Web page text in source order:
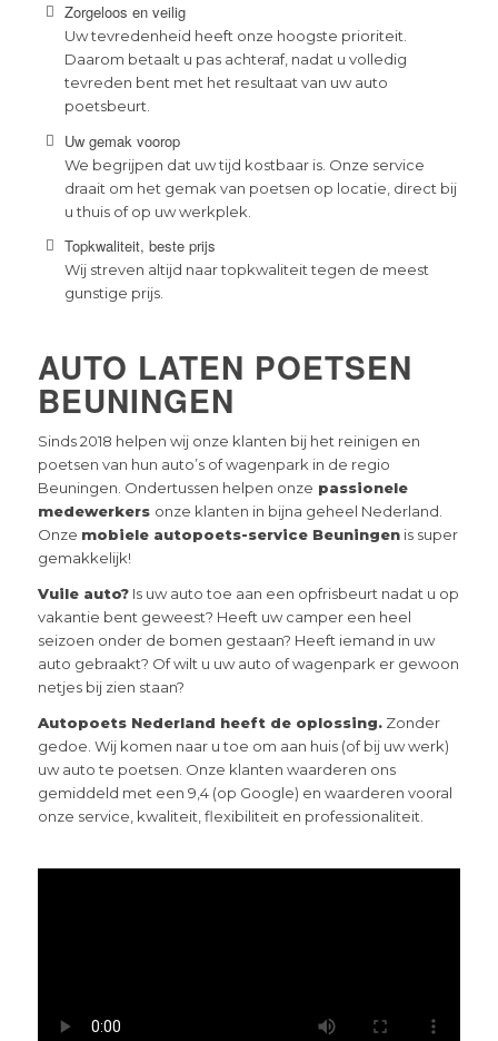
Zorgeloos en veilig
Uw tevredenheid heeft onze hoogste prioriteit.
Daarom betaalt u pas achteraf, nadat u volledig
tevreden bent met het resultaat van uw auto
poetsbeurt.
Uw gemak voorop
We begrijpen dat uw tijd kostbaar is. Onze service
draait om het gemak van poetsen op locatie, direct bij
u thuis of op uw werkplek.
Topkwaliteit, beste prijs
Wij streven altijd naar topkwaliteit tegen de meest
gunstige prijs.
AUTO LATEN POETSEN
BEUNINGEN
Sinds 2018 helpen wij onze klanten bij het reinigen en
poetsen van hun auto’s of wagenpark in de regio
Beuningen. Ondertussen helpen onze passionele
medewerkers onze klanten in bijna geheel Nederland.
Onze mobiele autopoets-service Beuningenis super
gemakkelijk!
Vuile auto?Is uw auto toe aan een opfrisbeurt nadat u op
vakantie bent geweest? Heeft uw camper een heel
seizoen onder de bomen gestaan? Heeft iemand in uw
auto gebraakt? Of wilt u uw auto of wagenpark er gewoon
netjes bij zien staan?
Autopoets Nederland heeft de oplossing.Zonder
gedoe. Wij komen naar u toe om aan huis (of bij uw werk)
uw auto te poetsen. Onze klanten waarderen ons
gemiddeld met een 9,4 (op Google) en waarderen vooral
onze service, kwaliteit, flexibiliteit en professionaliteit.